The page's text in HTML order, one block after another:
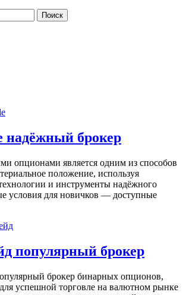
надёжный брокер
опционами является одним из способов
положение, используя
и инструменты надёжного
условия для новичков — доступные
популярный брокер
брокер бинарных опционов,
успешной торговле на валютном рынке